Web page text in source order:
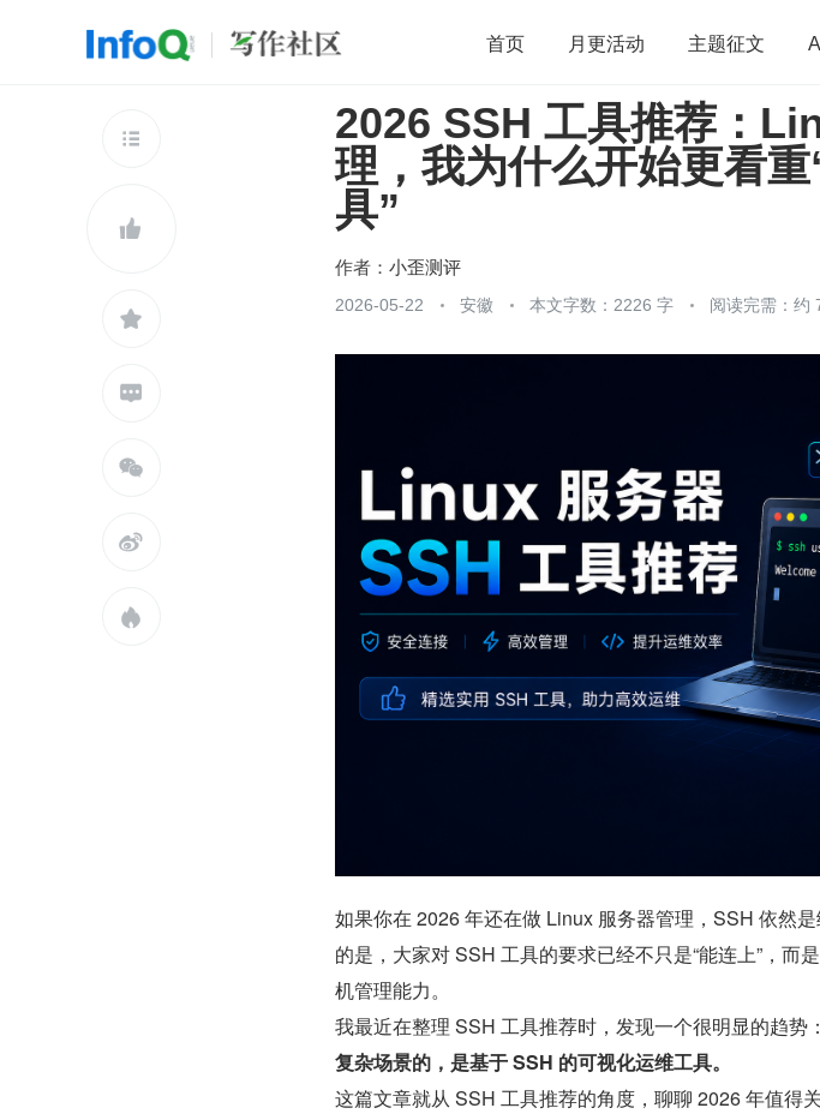
首页 月更活动 主题征文 AI
开源 架构 OpenHarmony 算法 学
团队管理 程序员 运维 深度思考
查看更多







2026 SSH 工具推荐：
理，我为什么开始更看
具”
作者： 小歪测评
2026-05-22 安徽 本文字数：2226 字 阅读完需：约
如果你在 2026 年还在做 Linux 服务器管理，SSH 依然
的是，大家对 SSH 工具的要求已经不只是“能连上”，而
机管理能力。
我最近在整理 SSH 工具推荐时，发现一个很明显的趋势：
复杂场景的，是基于 SSH 的可视化运维工具。
这篇文章就从 SSH 工具推荐的角度，聊聊 2026 年值得